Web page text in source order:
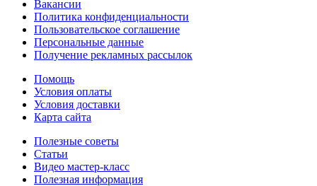
Вакансии
Политика конфиденциальности
Пользовательское соглашение
Персональные данные
Получение рекламных рассылок
Помощь
Условия оплаты
Условия доставки
Карта сайта
Полезные советы
Статьи
Видео мастер-класс
Полезная информация